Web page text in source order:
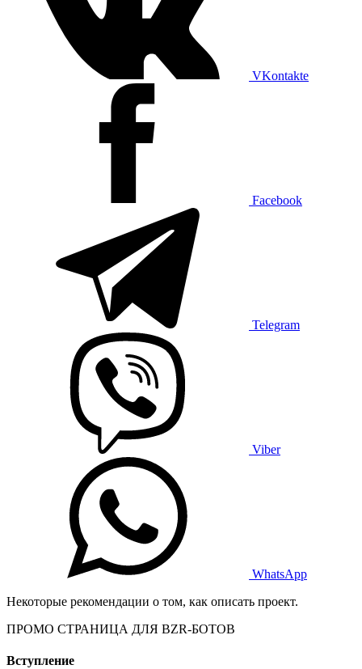
VKontakte
Facebook
Telegram
Viber
WhatsApp
Некоторые рекомендации о том, как описать проект.
ПРОМО СТРАНИЦА ДЛЯ BZR-БОТОВ
Вступление